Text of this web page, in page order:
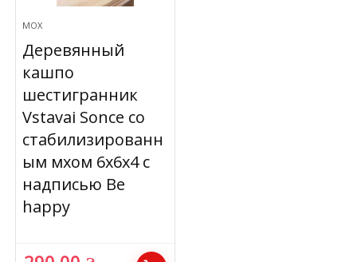
МОХ
Деревянный
кашпо
шестигранник
Vstavai Sonce со
стабилизированн
ым мхом 6х6х4 с
надписью Be
happy